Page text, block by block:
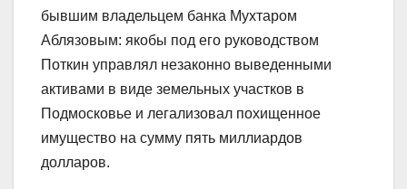
бывшим владельцем банка Мухтаром
Аблязовым: якобы под его руководством
Поткин управлял незаконно выведенными
активами в виде земельных участков в
Подмосковье и легализовал похищенное
имущество на сумму пять миллиардов
долларов.